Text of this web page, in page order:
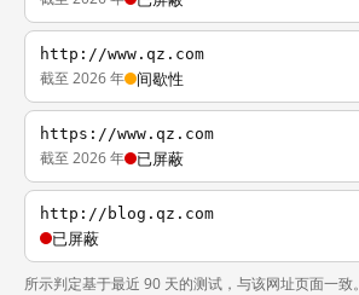
http://www.qz.com
截至 2026 年 间歇性
https://www.qz.com
截至 2026 年 已屏蔽
http://blog.qz.com
已屏蔽
所示判定基于最近 90 天的测试，与该网址页面一致。